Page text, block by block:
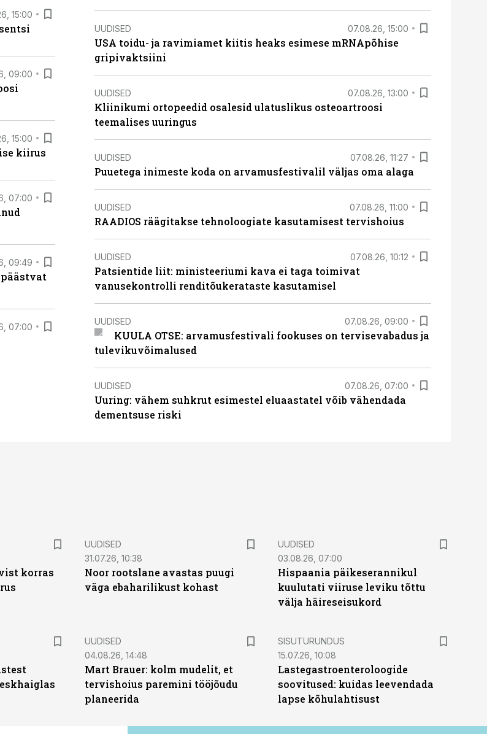
15:00
09:00
15:00
kiirus
07:00
09:49
07:00
UUDISED 07.08.26, 15:00
USA toidu- ja ravimiamet kiitis heaks esimese mRNApõhise
gripivaktsiini
UUDISED 07.08.26, 13:00
Kliinikumi ortopeedid osalesid ulatuslikus osteoartroosi
teemalises uuringus
UUDISED 07.08.26, 11:27
Puuetega inimeste koda on arvamusfestivalil väljas oma alaga
UUDISED 07.08.26, 11:00
RAADIOS räägitakse tehnoloogiate kasutamisest tervishoius
UUDISED 07.08.26, 10:12
Patsientide liit: ministeeriumi kava ei taga toimivat
vanusekontrolli renditõukerataste kasutamisel
UUDISED 07.08.26, 09:00
KUULA OTSE: arvamusfestivali fookuses on tervisevabadus ja
tulevikuvõimalused
UUDISED 07.08.26, 07:00
Uuring: vähem suhkrut esimestel eluaastatel võib vähendada
dementsuse riski
korras
UUDISED
31.07.26, 10:38
Noor rootslane avastas puugi
väga ebaharilikust kohast
UUDISED
03.08.26, 07:00
Hispaania päikeserannikul
kuulutati viiruse leviku tõttu
välja häireseisukord
UUDISED
04.08.26, 14:48
Mart Brauer: kolm mudelit, et
tervishoius paremini tööjõudu
planeerida
ST
SISUTURUNDUS
15.07.26, 10:08
Lastegastroenteroloogide
soovitused: kuidas leevendada
lapse kõhulahtisust